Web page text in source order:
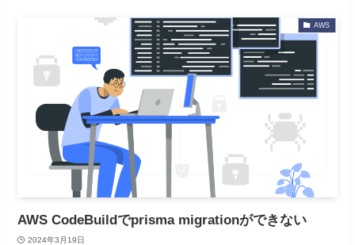
AWS
AWS CodeBuildでprisma migrationができない
2024年3月19日